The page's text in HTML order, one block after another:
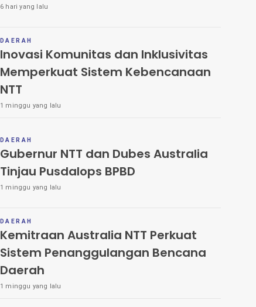
6 hari yang lalu
DAERAH
Inovasi Komunitas dan Inklusivitas
Memperkuat Sistem Kebencanaan
NTT
1 minggu yang lalu
DAERAH
Gubernur NTT dan Dubes Australia
Tinjau Pusdalops BPBD
1 minggu yang lalu
DAERAH
Kemitraan Australia NTT Perkuat
Sistem Penanggulangan Bencana
Daerah
1 minggu yang lalu